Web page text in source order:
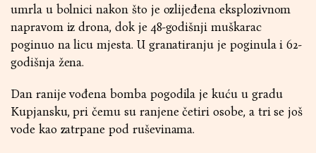
umrla u bolnici nakon što je ozlijeđena eksplozivnom
napravom iz drona, dok je 48-godišnji muškarac
poginuo na licu mjesta. U granatiranju je poginula i 62-
godišnja žena.
Dan ranije vođena bomba pogodila je kuću u gradu
Kupjansku, pri čemu su ranjene četiri osobe, a tri se još
vode kao zatrpane pod ruševinama.